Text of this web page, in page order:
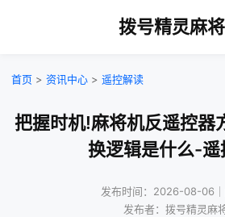
拨号精灵麻
首页 > 资讯中心 > 遥控解读
把握时机!麻将机反遥控器
换逻辑是什么-遥
发布时间：2026-08-06｜
发布者：拨号精灵麻